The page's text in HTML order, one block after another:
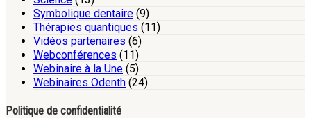
Symbolique dentaire (9)
Thérapies quantiques (11)
Vidéos partenaires (6)
Webconférences (11)
Webinaire à la Une (5)
Webinaires Odenth (24)
Politique de confidentialité